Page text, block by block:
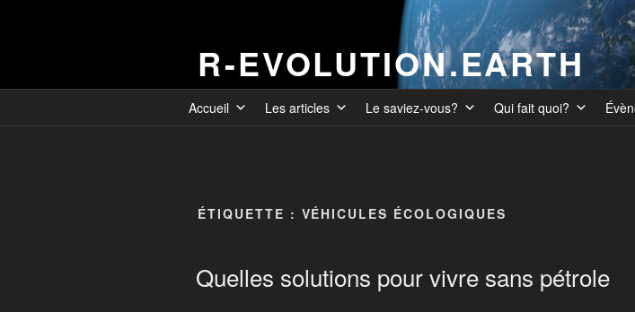
R-EVOLUTION.EARTH
Accueil Les articles Le saviez-vous? Qui fait quoi?
ÉTIQUETTE : VÉHICULES ÉCOLOGIQUES
Quelles solutions pour vivre sans pétrole